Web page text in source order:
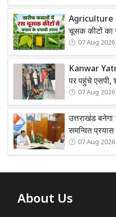
Agriculture
चूसक कीटों का
07 Aug
Kanwar
पर पहुंचे एसपी,
07 Aug
उत्तराखंड
समन्वित प्रयास
07 Aug
About Us